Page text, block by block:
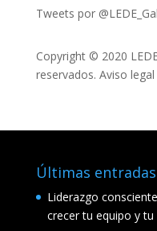
Tweets por
Copyright © 2020
reservados. Aviso legal
Últimas entradas
Liderazgo
crecer tu equipo y